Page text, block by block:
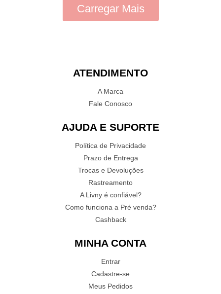
Carregar Mais
ATENDIMENTO
A Marca
Fale Conosco
AJUDA E SUPORTE
Política de Privacidade
Prazo de Entrega
Trocas e Devoluções
Rastreamento
A Livny é confiável?
Como funciona a Pré venda?
Cashback
MINHA CONTA
Entrar
Cadastre-se
Meus Pedidos